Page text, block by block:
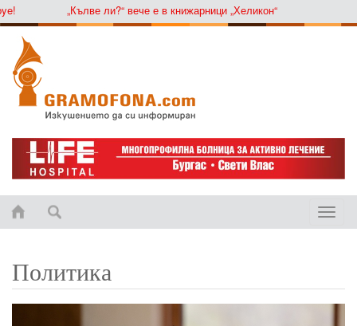
„Кълве ли?“ вече е в книжарници „Хеликон“
Toggle
Политика